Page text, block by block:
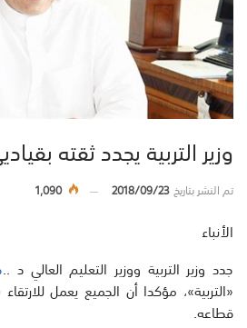
وزير التربية يجدد ثقته
تم النشر بتاريخ2018/09/23
1,090
الأنباء
جدد وزير التربية ووزير التعليم العالي د ..
«التربية»، مؤكدا أن الجميع يعمل
قطاعه.